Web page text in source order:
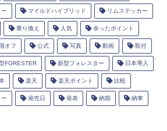
マイルドハイブリッド リムステッカー
乗り換え 人気 余ったポイント
オフ 公式 写真 動画 取付
FORESTER 新型フォレスター 日本導入
楽天 楽天ポイント 比較
発売日 発表 納期 納車